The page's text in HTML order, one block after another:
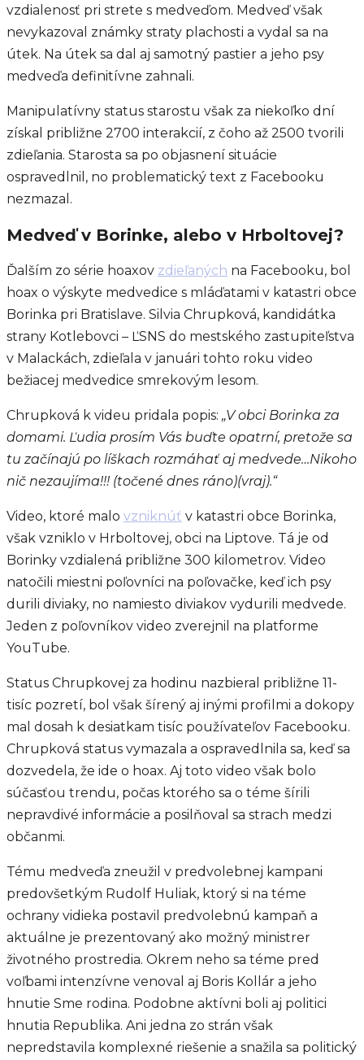
vzdialenosť pri strete s medveďom. Medveď však
nevykazoval známky straty plachosti a vydal sa na
útek. Na útek sa dal aj samotný pastier a jeho psy
medveďa definitívne zahnali.
Manipulatívny status starostu však za niekoľko dní
získal približne 2700 interakcií, z čoho až 2500 tvorili
zdieľania. Starosta sa po objasnení situácie
ospravedlnil, no problematický text z Facebooku
nezmazal.
Medveď v Borinke, alebo v Hrboltovej?
Ďalším zo série hoaxov zdieľaných na Facebooku, bol
hoax o výskyte medvedice s mláďatami v katastri obce
Borinka pri Bratislave. Silvia Chrupková, kandidátka
strany Kotlebovci – ĽSNS do mestského zastupiteľstva
v Malackách, zdieľala v januári tohto roku video
bežiacej medvedice smrekovým lesom.
Chrupková k videu pridala popis: „V obci Borinka za
domami. Ľudia prosím Vás buďte opatrní, pretože sa
tu začínajú po líškach rozmáhať aj medvede…Nikoho
nič nezaujíma!!! (točené dnes ráno)(vraj).“
Video, ktoré malo vzniknúť v katastri obce Borinka,
však vzniklo v Hrboltovej, obci na Liptove. Tá je od
Borinky vzdialená približne 300 kilometrov. Video
natočili miestni poľovníci na poľovačke, keď ich psy
durili diviaky, no namiesto diviakov vydurili medvede.
Jeden z poľovníkov video zverejnil na platforme
YouTube.
Status Chrupkovej za hodinu nazbieral približne 11-
tisíc pozretí, bol však šírený aj inými profilmi a dokopy
mal dosah k desiatkam tisíc používateľov Facebooku.
Chrupková status vymazala a ospravedlnila sa, keď sa
dozvedela, že ide o hoax. Aj toto video však bolo
súčasťou trendu, počas ktorého sa o téme šírili
nepravdivé informácie a posilňoval sa strach medzi
občanmi.
Tému medveďa zneužil v predvolebnej kampani
predovšetkým Rudolf Huliak, ktorý si na téme
ochrany vidieka postavil predvolebnú kampaň a
aktuálne je prezentovaný ako možný ministrer
životného prostredia. Okrem neho sa téme pred
voľbami intenzívne venoval aj Boris Kollár a jeho
hnutie Sme rodina. Podobne aktívni boli aj politici
hnutia Republika. Ani jedna zo strán však
nepredstavila komplexné riešenie a snažila sa politický